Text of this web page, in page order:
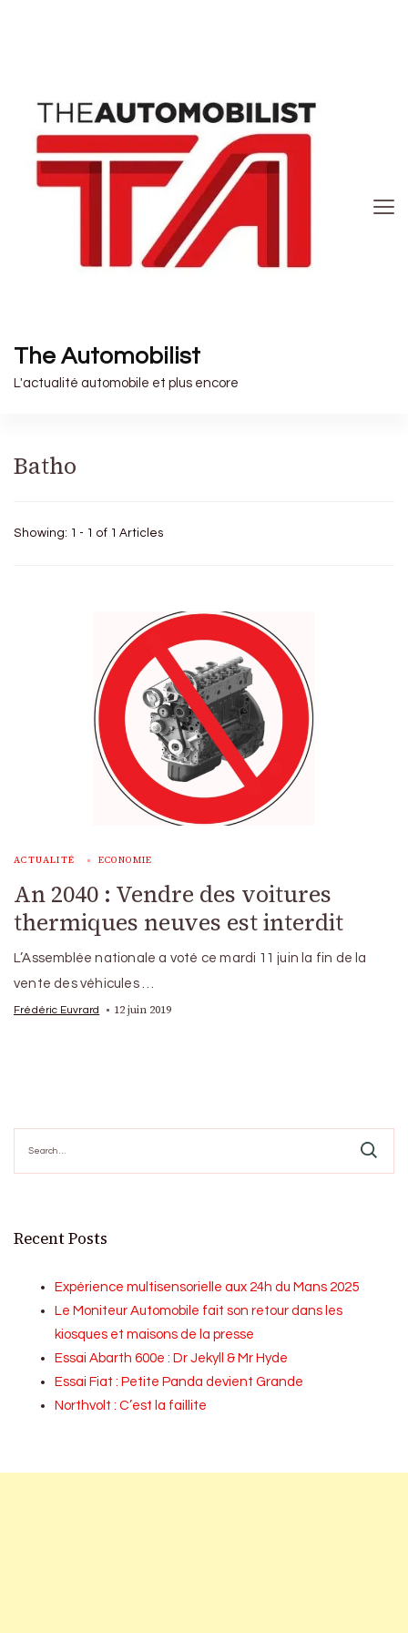
The Automobilist
L'actualité automobile et plus encore
Batho
Showing: 1 - 1 of 1 Articles
ACTUALITÉ ECONOMIE
An 2040 : Vendre des voitures
thermiques neuves est interdit
L’Assemblée nationale a voté ce mardi 11 juin la fin de la
vente des véhicules …
Frédéric Euvrard 12 juin 2019
for:
Recent Posts
Expérience multisensorielle aux 24h du Mans 2025
Le Moniteur Automobile fait son retour dans les
kiosques et maisons de la presse
Essai Abarth 600e : Dr Jekyll & Mr Hyde
Essai Fiat : Petite Panda devient Grande
Northvolt : C’est la faillite